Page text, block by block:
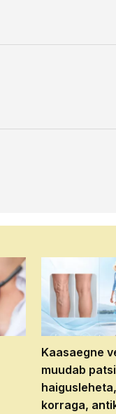
Kaasaegne
muudab
korraga,